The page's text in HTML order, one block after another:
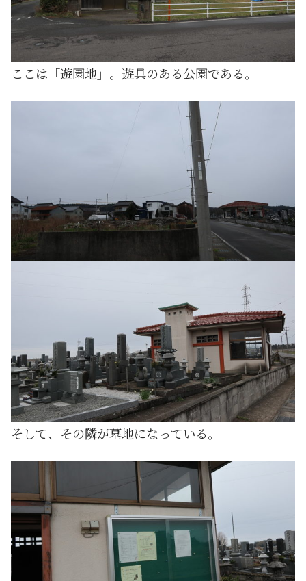
ここは「遊園地」。遊具のある公園である。
そして、その隣が墓地になっている。